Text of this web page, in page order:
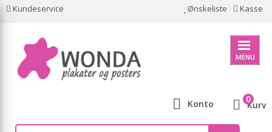
Kundeservice Ønskeliste Kasse
MENU
Konto Kurv
0